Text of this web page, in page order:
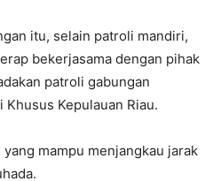
itu, selain patroli mandiri,
bekerjasama dengan pihak
patroli gabungan
Kepulauan Riau.
mampu menjangkau jarak